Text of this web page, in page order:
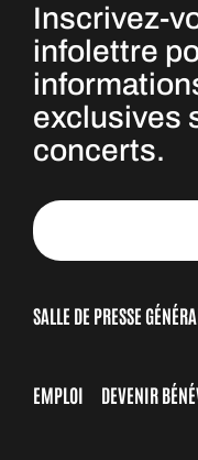
Inscrivez-
infolettre
exclusives
concerts.
SALLE DE PRESSE
EMPLOI DEVENIR